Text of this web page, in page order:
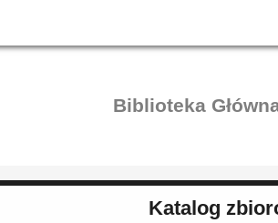
Biblioteka
Katalog